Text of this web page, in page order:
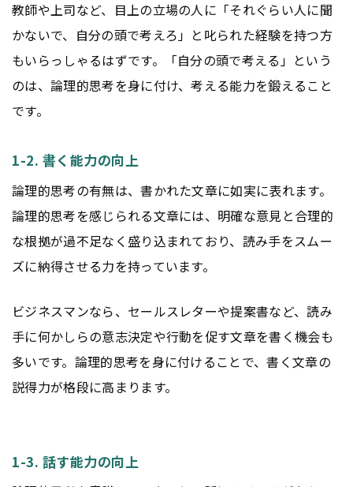
教師や上司など、目上の立場の人に「それぐらい人に聞
かないで、自分の頭で考えろ」と叱られた経験を持つ方
もいらっしゃるはずです。「自分の頭で考える」という
のは、論理的思考を身に付け、考える能力を鍛えること
です。
1-2. 書く能力の向上
論理的思考の有無は、書かれた文章に如実に表れます。
論理的思考を感じられる文章には、明確な意見と合理的
な根拠が過不足なく盛り込まれており、読み手をスムー
ズに納得させる力を持っています。
ビジネスマンなら、セールスレターや提案書など、読み
手に何かしらの意志決定や行動を促す文章を書く機会も
多いです。論理的思考を身に付けることで、書く文章の
説得力が格段に高まります。
1-3. 話す能力の向上